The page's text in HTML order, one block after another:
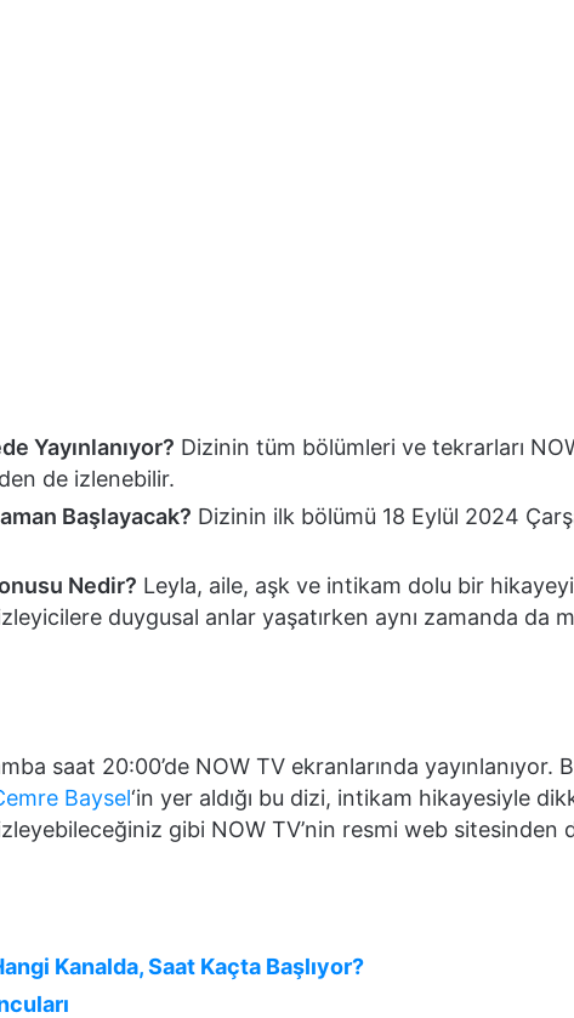
Yayınlanıyor? Dizinin tüm bölümleri ve tekrarları
de izlenebilir.
Başlayacak? Dizinin ilk bölümü 18 Eylül 2024
Nedir? Leyla, aile, aşk ve intikam dolu bir
duygusal anlar yaşatırken aynı zamanda da
saat 20:00’de NOW TV ekranlarında yayınlanıyor.
Baysel‘in yer aldığı bu dizi, intikam hikayesiyle
gibi NOW TV’nin resmi web sitesinden
Kanalda, Saat Kaçta Başlıyor?